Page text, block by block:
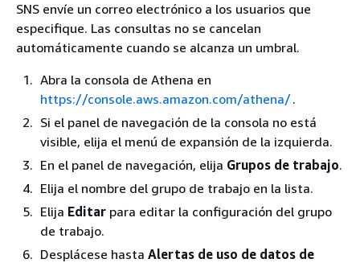
SNS envíe un correo electrónico a los usuarios que
especifique. Las consultas no se cancelan
automáticamente cuando se alcanza un umbral.
Abra la consola de Athena en
https://console.aws.amazon.com/athena/.
Si el panel de navegación de la consola no está
visible, elija el menú de expansión de la izquierda.
En el panel de navegación, elija Grupos de trabajo.
Elija el nombre del grupo de trabajo en la lista.
Elija Editar para editar la configuración del grupo
de trabajo.
Desplácese hasta Alertas de uso de datos de